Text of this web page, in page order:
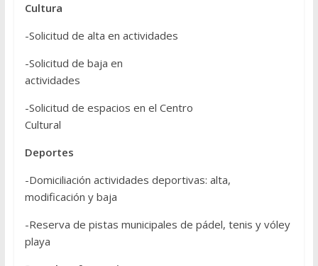
Cultura
-Solicitud de alta en actividades
-Solicitud de baja en
actividades
-Solicitud de espacios en el Centro
Cultural
Deportes
-Domiciliación actividades deportivas: alta,
modificación y baja
-Reserva de pistas municipales de pádel, tenis y vóley
playa